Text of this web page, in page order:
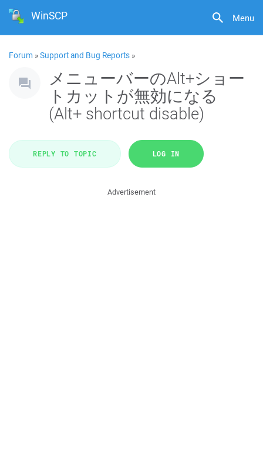
Menu
WinSCP
Forum »Support and Bug Reports »
メニューバーのAlt+ショー
トカットが無効になる
(Alt+ shortcut disable)
REPLY TO TOPIC LOG IN
Advertisement